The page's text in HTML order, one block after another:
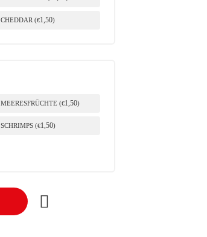
CHEDDAR (€1,50)
MEERESFRÜCHTE (€1,50)
SCHRIMPS (€1,50)